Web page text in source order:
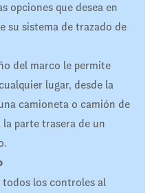
opciones que desea en
su sistema de trazado de
del marco le permite
lugar, desde la
camioneta o camión de
parte trasera de un
todos los controles al